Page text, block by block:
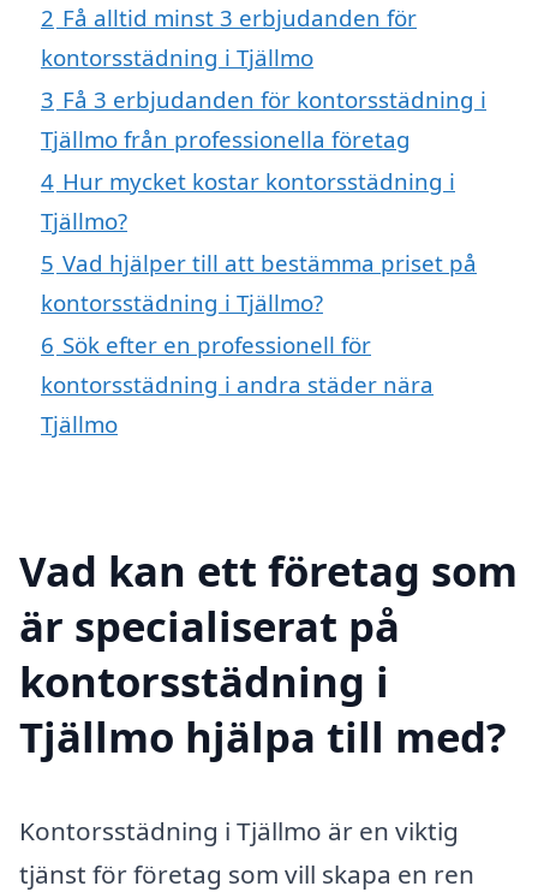
2 Få alltid minst 3 erbjudanden för
kontorsstädning i Tjällmo
3 Få 3 erbjudanden för kontorsstädning i
Tjällmo från professionella företag
4 Hur mycket kostar kontorsstädning i
Tjällmo?
5 Vad hjälper till att bestämma priset på
kontorsstädning i Tjällmo?
6 Sök efter en professionell för
kontorsstädning i andra städer nära
Tjällmo
Vad kan ett företag som
är specialiserat på
kontorsstädning i
Tjällmo hjälpa till med?
Kontorsstädning i Tjällmo är en viktig
tjänst för företag som vill skapa en ren